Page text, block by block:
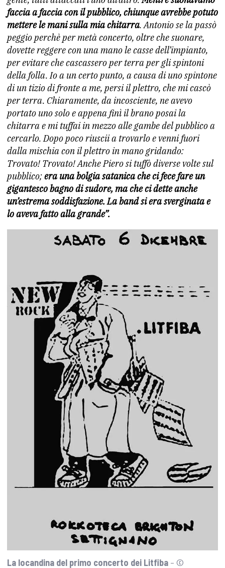
faccia a faccia con il pubblico, chiunque avrebbe potuto
mettere le mani sulla mia chitarra. Antonio se la passò
peggio perchè per metà concerto, oltre che suonare,
dovette reggere con una mano le casse dell’impianto,
per evitare che cascassero per terra per gli spintoni
della folla. Io a un certo punto, a causa di uno spintone
di un tizio di fronte a me, persi il plettro, che mi cascò
per terra. Chiaramente, da incosciente, ne avevo
portato uno solo e appena finì il brano posai la
chitarra e mi tuffai in mezzo alle gambe del pubblico a
cercarlo. Dopo poco riuscii a trovarlo e venni fuori
dalla mischia con il plettro in mano gridando:
Trovato! Trovato! Anche Piero si tuffò diverse volte sul
pubblico;era una bolgia satanica che ci fece fare un
gigantesco bagno di sudore, ma che ci dette anche
un’estrema soddisfazione. La band si era sverginata e
lo aveva fatto alla grande”.
La locandina del primo concerto dei Litfiba – ©